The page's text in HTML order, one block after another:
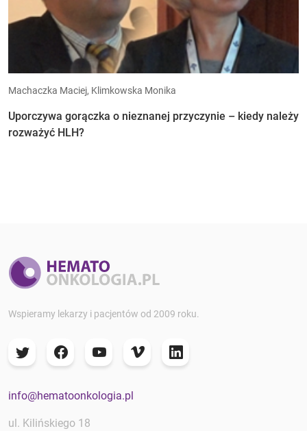
Machaczka Maciej, Klimkowska Monika
Uporczywa gorączka o nieznanej przyczynie – kiedy należy
rozważyć HLH?
Wspieramy lekarzy i pacjentów od 2009 roku.
info@hematoonkologia.pl
ul. Kilińskiego 18